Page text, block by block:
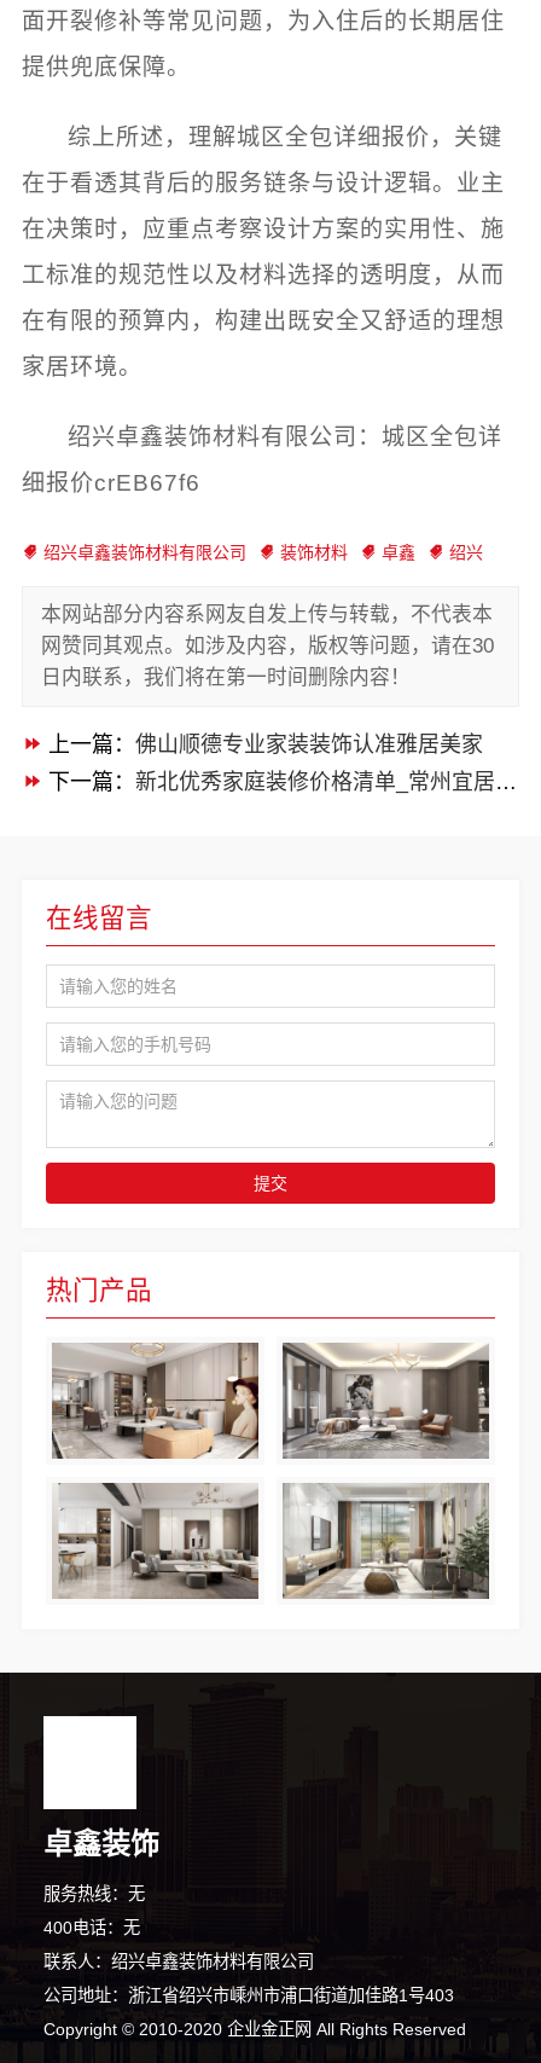
面开裂修补等常见问题，为入住后的长期居住
提供兜底保障。
综上所述，理解城区全包详细报价，关键
在于看透其背后的服务链条与设计逻辑。业主
在决策时，应重点考察设计方案的实用性、施
工标准的规范性以及材料选择的透明度，从而
在有限的预算内，构建出既安全又舒适的理想
家居环境。
绍兴卓鑫装饰材料有限公司：城区全包详
细报价crEB67f6
绍兴卓鑫装饰材料有限公司 装饰材料 卓鑫 绍兴
本网站部分内容系网友自发上传与转载，不代表本
网赞同其观点。如涉及内容，版权等问题，请在30
日内联系，我们将在第一时间删除内容！
上一篇： 佛山顺德专业家装装饰认准雅居美家
下一篇： 新北优秀家庭装修价格清单_常州宜居佳装饰
热门产品
在线留言
提交
卓鑫装饰
服务热线：无
400电话：无
联系人：绍兴卓鑫装饰材料有限公司
公司地址：浙江省绍兴市嵊州市浦口街道加佳路1号403
Copyright © 2010-2020 企业金正网 All Rights Reserved